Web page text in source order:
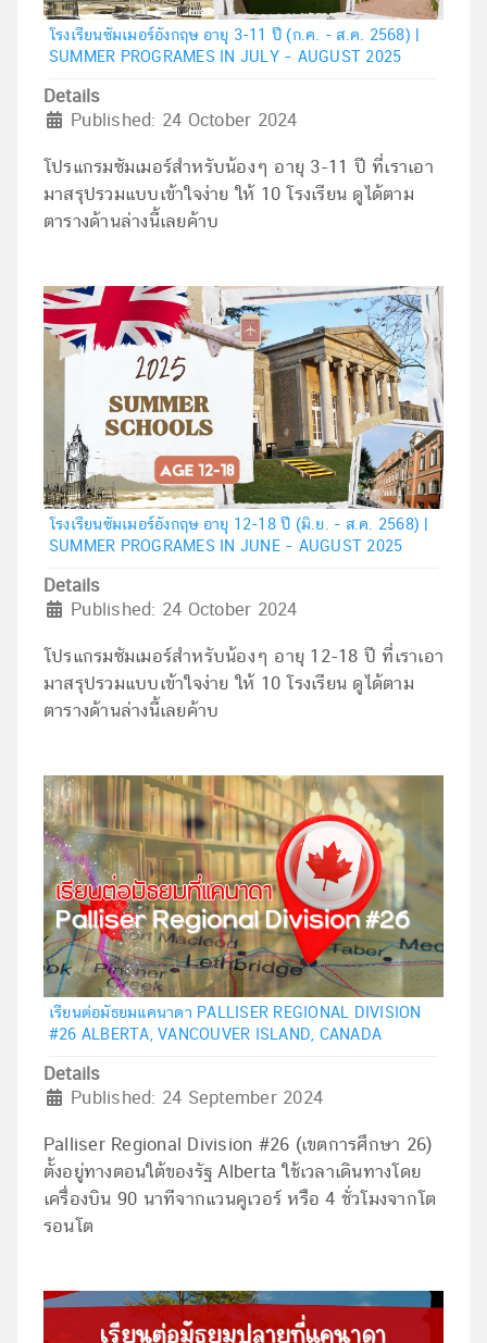
โรงเรียนซัมเมอร์อังกฤษ อายุ 3-11 ปี (ก.ค. - ส.ค. 2568) |
SUMMER PROGRAMES IN JULY – AUGUST 2025
Details
Published: 24 October 2024
โปรแกรมซัมเมอร์สำหรับน้องๆ อายุ 3-11 ปี ที่เราเอา
มาสรุปรวมแบบเข้าใจง่าย ให้ 10 โรงเรียน ดูได้ตาม
ตารางด้านล่างนี้เลยค้าบ
โรงเรียนซัมเมอร์อังกฤษ อายุ 12-18 ปี (มิ.ย. - ส.ค. 2568) |
SUMMER PROGRAMES IN JUNE – AUGUST 2025
Details
Published: 24 October 2024
โปรแกรมซัมเมอร์สำหรับน้องๆ อายุ 12-18 ปี ที่เราเอา
มาสรุปรวมแบบเข้าใจง่าย ให้ 10 โรงเรียน ดูได้ตาม
ตารางด้านล่างนี้เลยค้าบ
เรียนต่อมัธยมแคนาดา PALLISER REGIONAL DIVISION
#26 ALBERTA, VANCOUVER ISLAND, CANADA
Details
Published: 24 September 2024
Palliser Regional Division #26 (เขตการศึกษา 26)
ตั้งอยู่ทางตอนใต้ของรัฐ Alberta ใช้เวลาเดินทางโดย
เครื่องบิน 90 นาทีจากแวนคูเวอร์ หรือ 4 ชั่วโมงจากโต
รอนโต